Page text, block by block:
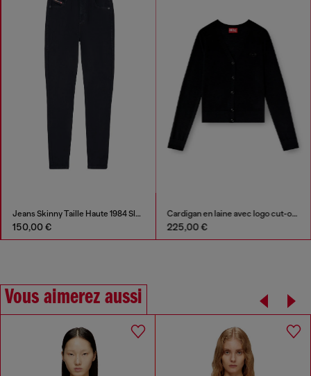
Jeans Skinny Taille Haute 1984 Slandy-High
150,00 €
Cardigan en laine avec logo cut-out
225,00 €
Vous aimerez aussi